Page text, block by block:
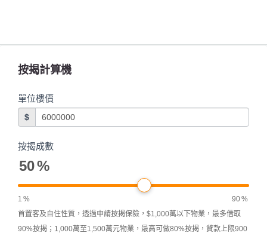
按揭計算機
單位樓價
$
按揭成數
50%
1 % 90%
首置客及自住性質，透過申請按揭保險，$1,000萬以下物業，最多借取
90%按揭；1,000萬至1,500萬元物業，最高可做80%按揭，貸款上限900